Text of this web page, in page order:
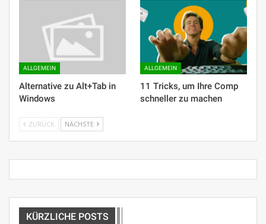
ALLGEMEIN
Alternative zu Alt+Tab in
Windows
ALLGEMEIN
11 Tricks, um Ihre Comp
schneller zu machen
ZURÜCK NÄCHSTE
KÜRZLICHE POSTS